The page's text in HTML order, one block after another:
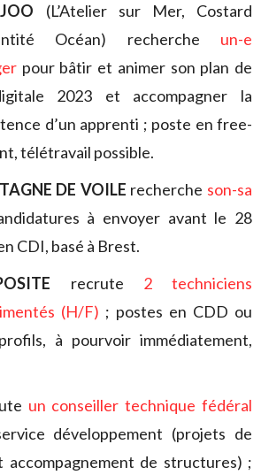
(L’Atelier sur Mer, Costard
Océan) recherche un-e
pour bâtir et animer son plan de
2023 et accompagner la
d’un apprenti ; poste en free-
télétravail possible.
DE VOILE recherche son-sa
à envoyer avant le 28
CDI, basé à Brest.
recrute 2 techniciens
(H/F) ; postes en CDD ou
à pourvoir immédiatement,
un conseiller technique fédéral
développement (projets de
accompagnement de structures) ;